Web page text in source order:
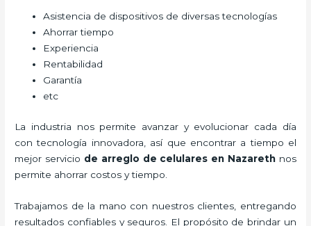
Asistencia de dispositivos de diversas tecnologías
Ahorrar tiempo
Experiencia
Rentabilidad
Garantía
etc
La industria nos permite avanzar y evolucionar cada día
con tecnología innovadora, así que encontrar a tiempo el
mejor servicio de arreglo de celulares en Nazareth nos
permite ahorrar costos y tiempo.
Trabajamos de la mano con nuestros clientes, entregando
resultados confiables y seguros. El propósito de brindar un